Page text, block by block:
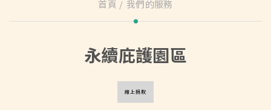
首頁 我們的服務
永續庇護園區
線上捐款